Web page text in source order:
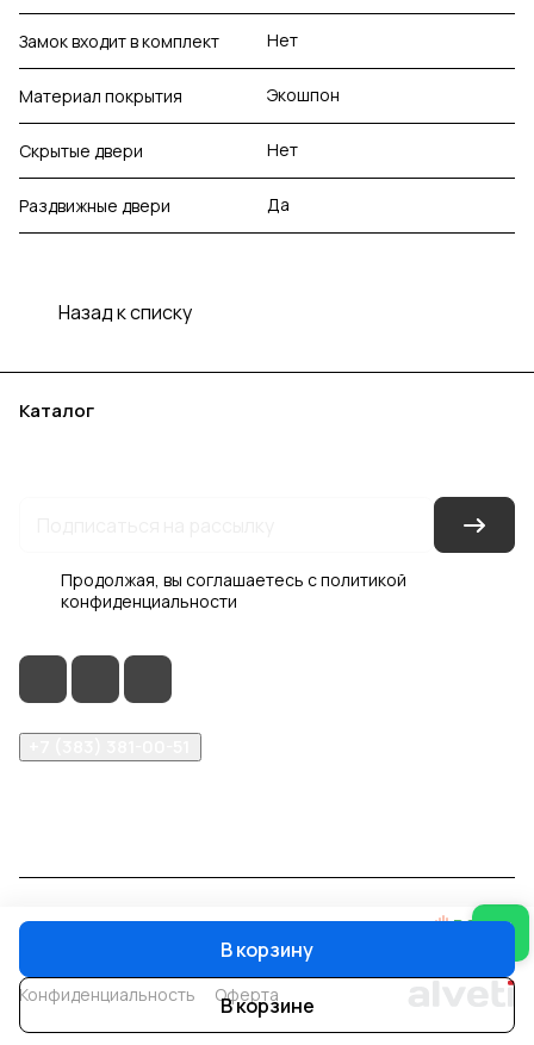
В корзину
В корзине
Замок входит в комплект Нет
Материал покрытия Экошпон
Скрытые двери Нет
Раздвижные двери Да
Назад к списку
Каталог
Продолжая, вы соглашаетесь сполитикой
конфиденциальности
© 2026 Интер-Двери
Конфиденциальность Оферта